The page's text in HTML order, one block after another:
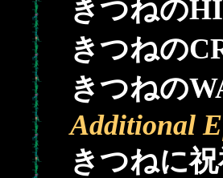
きつねの
きつねの
きつねの
Additional
きつねに